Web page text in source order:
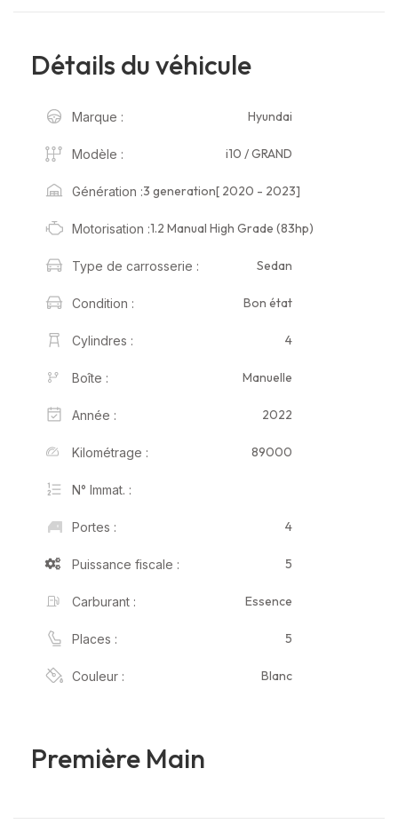
Détails du véhicule
Marque : Hyundai
Modèle : i10 / GRAND
Génération :3 generation[ 2020 - 2023]
Motorisation :1.2 Manual High Grade (83hp)
Type de carrosserie : Sedan
Condition : Bon état
Cylindres : 4
Boîte : Manuelle
Année : 2022
Kilométrage : 89000
N° Immat. :
Portes : 4
Puissance fiscale : 5
Carburant : Essence
Places : 5
Couleur : Blanc
Première Main